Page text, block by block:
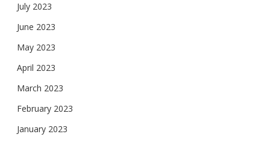
July 2023
June 2023
May 2023
April 2023
March 2023
February 2023
January 2023